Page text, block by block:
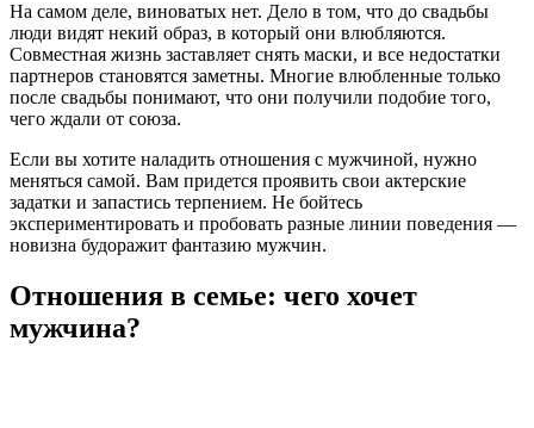
На самом деле, виноватых нет. Дело в том, что до свадьбы
люди видят некий образ, в который они влюбляются.
Совместная жизнь заставляет снять маски, и все недостатки
партнеров становятся заметны. Многие влюбленные только
после свадьбы понимают, что они получили подобие того,
чего ждали от союза.
Если вы хотите наладить отношения с мужчиной, нужно
меняться самой. Вам придется проявить свои актерские
задатки и запастись терпением. Не бойтесь
экспериментировать и пробовать разные линии поведения —
новизна будоражит фантазию мужчин.
Отношения в семье: чего хочет
мужчина?